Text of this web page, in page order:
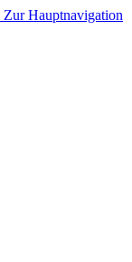
Zur Hauptnavigation